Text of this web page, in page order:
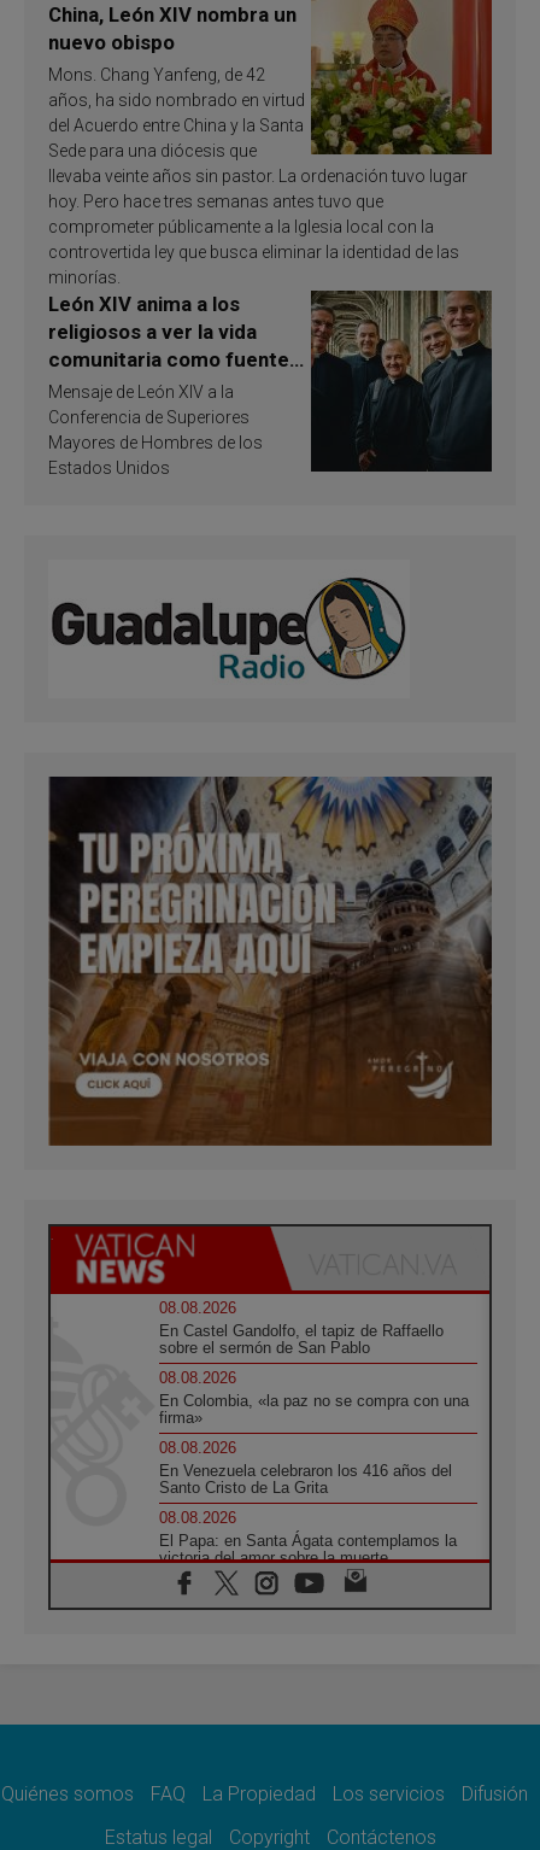
China, León XIV nombra un
nuevo obispo
Mons. Chang Yanfeng, de 42
años, ha sido nombrado en virtud
del Acuerdo entre China y la Santa
Sede para una diócesis que
llevaba veinte años sin pastor. La ordenación tuvo lugar
hoy. Pero hace tres semanas antes tuvo que
comprometer públicamente a la Iglesia local con la
controvertida ley que busca eliminar la identidad de las
minorías.
León XIV anima a los
religiosos a ver la vida
comunitaria como fuente
de inspiración y
santificación
Mensaje de León XIV a la
Conferencia de Superiores
Mayores de Hombres de los
Estados Unidos
08.08.2026
En Castel Gandolfo, el tapiz de Raffaello
sobre el sermón de San Pablo
08.08.2026
En Colombia, «la paz no se compra con una
firma»
08.08.2026
En Venezuela celebraron los 416 años del
Santo Cristo de La Grita
08.08.2026
El Papa: en Santa Ágata contemplamos la
victoria del amor sobre la muerte
08.08.2026
León XIV visitará el Santuario de la Madre
07.08.2026
07.08.2026
el compromiso del cristiano"
Quiénes somos FAQ La Propiedad Los servicios
Difusión
Estatus legal
Copyright Contáctenos